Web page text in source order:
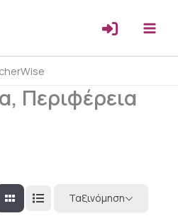
Περιφέρεια
Ταξινόμηση